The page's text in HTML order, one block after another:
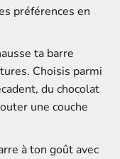
préférences en
ta barre
Choisis parmi
du chocolat
une couche
à ton goût avec